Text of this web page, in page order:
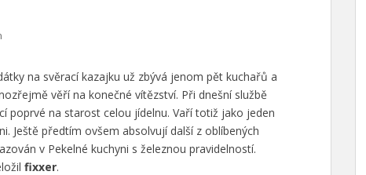
na svěrací kazajku už zbývá jenom pět kuchařů a
věří na konečné vítězství. Při dnešní službě
poprvé na starost celou jídelnu. Vaří totiž jako jeden
Ještě předtím ovšem absolvují další z oblíbených
v Pekelné kuchyni s železnou pravidelností.
fixxer.